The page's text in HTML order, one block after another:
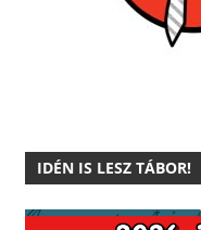
IDÉN IS LESZ TÁBOR!